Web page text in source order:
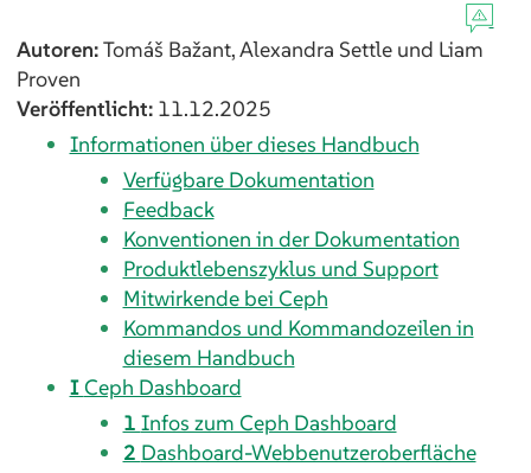
Autoren:Tomáš Bažant,Alexandra Settleund Liam
Proven
Veröffentlicht: 11.12.2025
Informationen über dieses Handbuch
Verfügbare Dokumentation
Feedback
Konventionen in der Dokumentation
Produktlebenszyklus und Support
Mitwirkende bei Ceph
Kommandos und Kommandozeilen in
diesem Handbuch
ICeph Dashboard
1 Infos zum Ceph Dashboard
2 Dashboard-Webbenutzeroberfläche